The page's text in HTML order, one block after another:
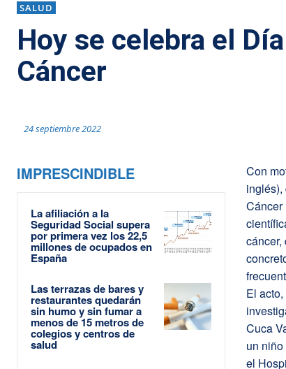
SALUD
Hoy se celebra el
Cáncer
24 septiembre 2022
IMPRESCINDIBLE
La afiliación a la
Seguridad Social supera
por primera vez los 22,5
millones de ocupados en
España
Las terrazas de bares y
restaurantes quedarán
sin humo y sin fumar a
menos de 15 metros de
colegios y centros de
salud
Con
Cáncer
cáncer,
El
Cuca
un
el